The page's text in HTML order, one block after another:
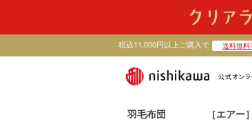
税込11,000円以上ご購入で 送料無料!
羽毛布団 ［エアー］